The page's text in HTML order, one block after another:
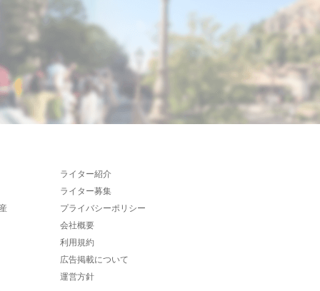
ライター紹介
ライター募集
プライバシーポリシー
会社概要
利用規約
広告掲載について
運営方針